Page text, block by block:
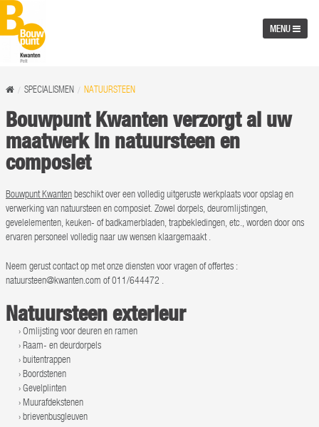
MENU
SPECIALISMEN NATUURSTEEN
Bouwpunt Kwanten verzorgt al uw
maatwerk in natuursteen en
composiet
Bouwpunt Kwantenbeschikt over een volledig uitgeruste werkplaats voor opslag en
verwerking van natuursteen en composiet. Zowel dorpels, deuromlijstingen,
gevelelementen, keuken- of badkamerbladen, trapbekledingen, etc., worden door ons
ervaren personeel volledig naar uw wensen klaargemaakt .
Neem gerust contact op met onze diensten voor vragen of offertes :
natuursteen@kwanten.com of 011/644472 .
Natuursteen exterieur
Omlijsting voor deuren en ramen
Raam- en deurdorpels
buitentrappen
Boordstenen
Gevelplinten
Muurafdekstenen
brievenbusgleuven